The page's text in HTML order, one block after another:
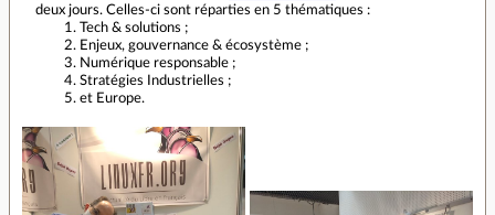
deux jours. Celles-ci sont réparties en 5 thématiques :
Tech & solutions ;
Enjeux, gouvernance & écosystème ;
Numérique responsable ;
Stratégies Industrielles ;
et Europe.